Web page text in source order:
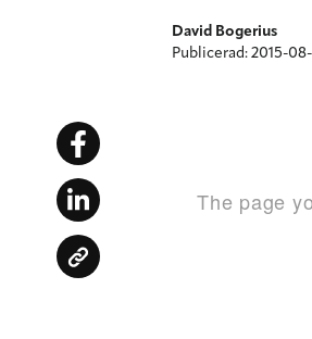
David Bogerius
Publicerad: 2015-